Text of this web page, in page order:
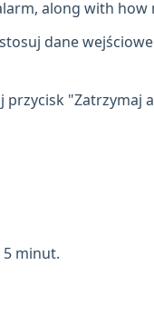
along with
dane
przycisk "Zatrzymaj
minut.